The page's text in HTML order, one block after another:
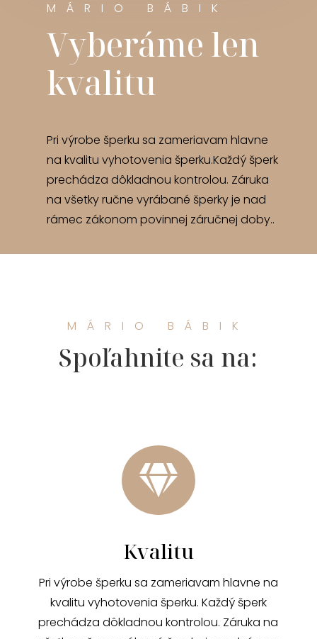
MÁRIO BÁBIK
Vyberáme len
kvalitu
Pri výrobe šperku sa zameriavam hlavne
na kvalitu vyhotovenia šperku.Každý šperk
prechádza dôkladnou kontrolou. Záruka
na všetky ručne vyrábané šperky je nad
rámec zákonom povinnej záručnej doby..
MÁRIO BÁBIK
Spoľahnite sa na:

Kvalitu
Pri výrobe šperku sa zameriavam hlavne na
kvalitu vyhotovenia šperku. Každý šperk
prechádza dôkladnou kontrolou. Záruka na